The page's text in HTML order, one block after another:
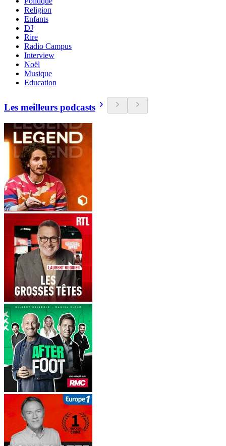
Religion
Enfants
DJ
Rire
Radio Campus
Interview
Noël
Musique
Education
Les meilleurs podcasts